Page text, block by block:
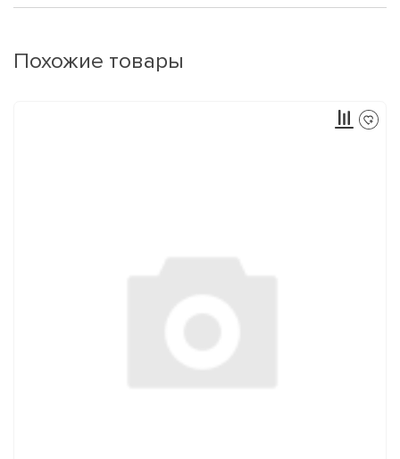
Похожие товары